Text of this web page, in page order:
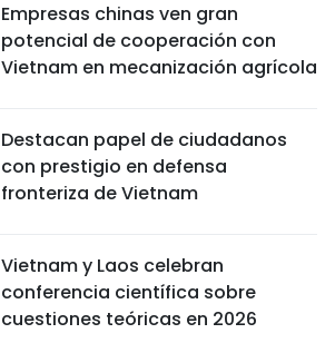
Empresas chinas ven gran
potencial de cooperación con
Vietnam en mecanización agrícola
Destacan papel de ciudadanos
con prestigio en defensa
fronteriza de Vietnam
Vietnam y Laos celebran
conferencia científica sobre
cuestiones teóricas en 2026